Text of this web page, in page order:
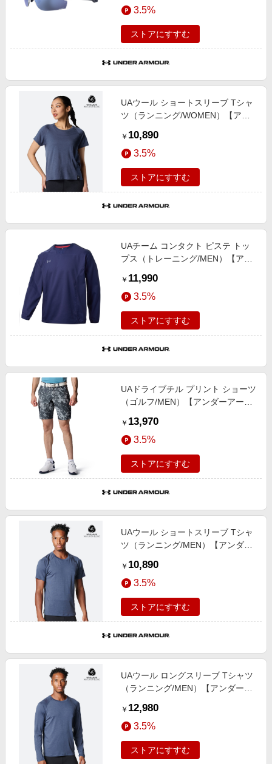
3.5%
ストアにすすむ
UAウール ショートスリーブ Tシャ
ツ（ランニング/WOMEN）【アン
￥ 10,890
3.5%
ストアにすすむ
UAチーム コンタクト ピステ トッ
プス（トレーニング/MEN）【アン
￥ 11,990
3.5%
ストアにすすむ
UAドライブチル プリント ショーツ
（ゴルフ/MEN）【アンダーアーマ
￥ 13,970
3.5%
ストアにすすむ
UAウール ショートスリーブ Tシャ
ツ（ランニング/MEN）【アンダー
￥ 10,890
3.5%
ストアにすすむ
UAウール ロングスリーブ Tシャツ
（ランニング/MEN）【アンダーア
￥ 12,980
3.5%
ストアにすすむ